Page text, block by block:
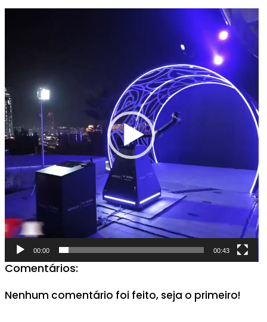
00:00 00:43
Comentários:
Nenhum comentário foi feito, seja o primeiro!